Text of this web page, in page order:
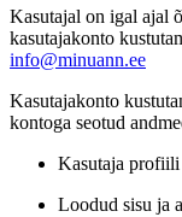
Kasutajal on igal ajal
kasutajakonto
info@minuann.ee
Kasutajakonto
kontoga seotud
Kasutaja profiili
Loodud sisu ja